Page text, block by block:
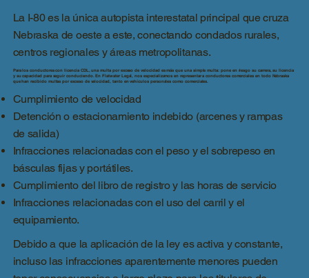
Cumplimiento de velocidad
Detención o estacionamiento indebido (arcenes y rampas
de salida)
Infracciones relacionadas con el peso y el sobrepeso en
básculas fijas y portátiles.
Cumplimiento del libro de registro y las horas de servicio
Infracciones relacionadas con el uso del carril y el
equipamiento.
Debido a que la aplicación de la ley es activa y constante,
incluso las infracciones aparentemente menores pueden
La I-80 es la única autopista interestatal principal que cruza
Nebraska de oeste a este, conectando condados rurales,
centros regionales y áreas metropolitanas.
Para los conductores con licencia CDL, una multa por exceso de velocidad es más que una simple multa: pone en riesgo su carrera, su licencia
y su capacidad para seguir conduciendo. En Flatwater Legal, nos especializamos en representar a conductores comerciales en todo Nebraska
que han recibido multas por exceso de velocidad, tanto en vehículos personales como comerciales.